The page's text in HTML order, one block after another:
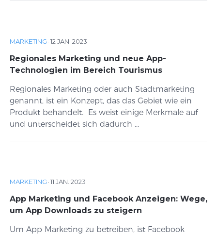
MARKETING ·12 JAN. 2023
Regionales Marketing und neue App-
Technologien im Bereich Tourismus
Regionales Marketing oder auch Stadtmarketing
genannt, ist ein Konzept, das das Gebiet wie ein
Produkt behandelt. Es weist einige Merkmale auf
und unterscheidet sich dadurch ...
MARKETING ·11 JAN. 2023
App Marketing und Facebook Anzeigen: Wege,
um App Downloads zu steigern
Um App Marketing zu betreiben, ist Facebook